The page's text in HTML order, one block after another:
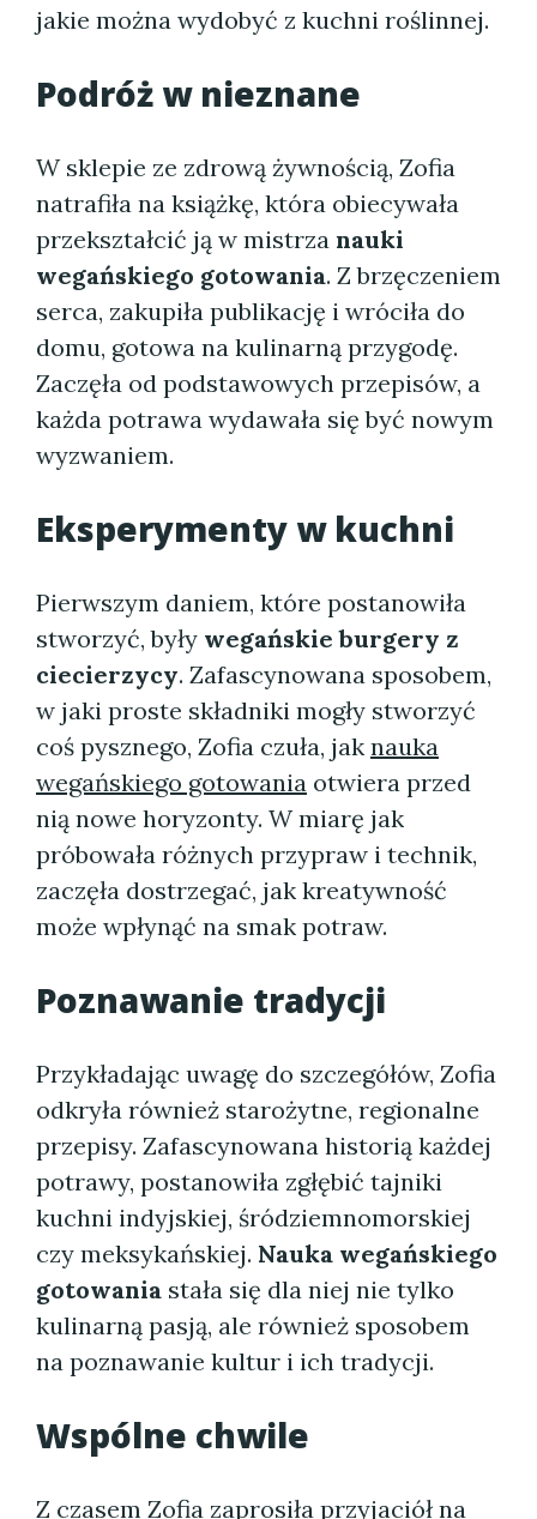
jakie można wydobyć z kuchni roślinnej.
Podróż w nieznane
W sklepie ze zdrową żywnością, Zofia
natrafiła na książkę, która obiecywała
przekształcić ją w mistrza nauki
wegańskiego gotowania. Z brzęczeniem
serca, zakupiła publikację i wróciła do
domu, gotowa na kulinarną przygodę.
Zaczęła od podstawowych przepisów, a
każda potrawa wydawała się być nowym
wyzwaniem.
Eksperymenty w kuchni
Pierwszym daniem, które postanowiła
stworzyć, były wegańskie burgery z
ciecierzycy. Zafascynowana sposobem,
w jaki proste składniki mogły stworzyć
coś pysznego, Zofia czuła, jak nauka
wegańskiego gotowania otwiera przed
nią nowe horyzonty. W miarę jak
próbowała różnych przypraw i technik,
zaczęła dostrzegać, jak kreatywność
może wpłynąć na smak potraw.
Poznawanie tradycji
Przykładając uwagę do szczegółów, Zofia
odkryła również starożytne, regionalne
przepisy. Zafascynowana historią każdej
potrawy, postanowiła zgłębić tajniki
kuchni indyjskiej, śródziemnomorskiej
czy meksykańskiej. Nauka wegańskiego
gotowania stała się dla niej nie tylko
kulinarną pasją, ale również sposobem
na poznawanie kultur i ich tradycji.
Wspólne chwile
Z czasem Zofia zaprosiła przyjaciół na